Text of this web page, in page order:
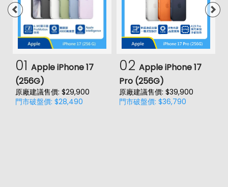
01 Apple iPhone 17
(256G)
原廠建議售價: $29,900
門市破盤價: $28,490
02 Apple iPhone 17
Pro (256G)
原廠建議售價: $39,900
門市破盤價: $36,790